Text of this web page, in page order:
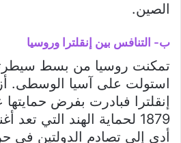
الصين.
ب- التنافس بين إنقلترا وروسيا
تمكنت روسيا من بسط
استولت على آسيا الوسطى.
إنقلترا فبادرت بفرض
1879 لحماية الهند التي
أدى إلى تصادم الدولتين في